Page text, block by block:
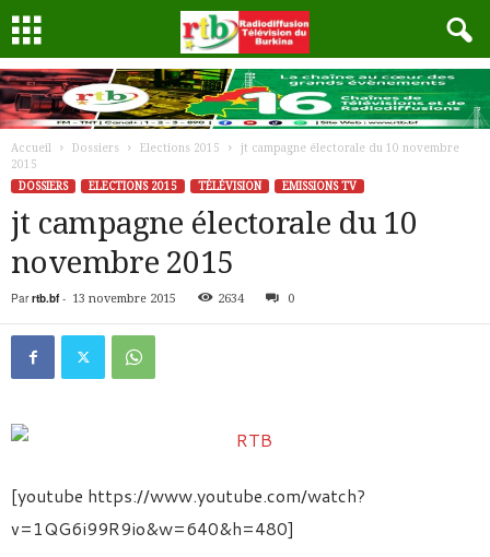
Accueil Dossiers Elections 2015
jt campagne électorale du 10 novembre
2015
DOSSIERS
ELECTIONS 2015 TÉLÉVISION EMISSIONS TV
jt campagne électorale du 10
novembre 2015
Par rtb.bf- 13 novembre 2015 2634 0
[youtube https://www.youtube.com/watch?
v=1QG6i99R9io&w=640&h=480]